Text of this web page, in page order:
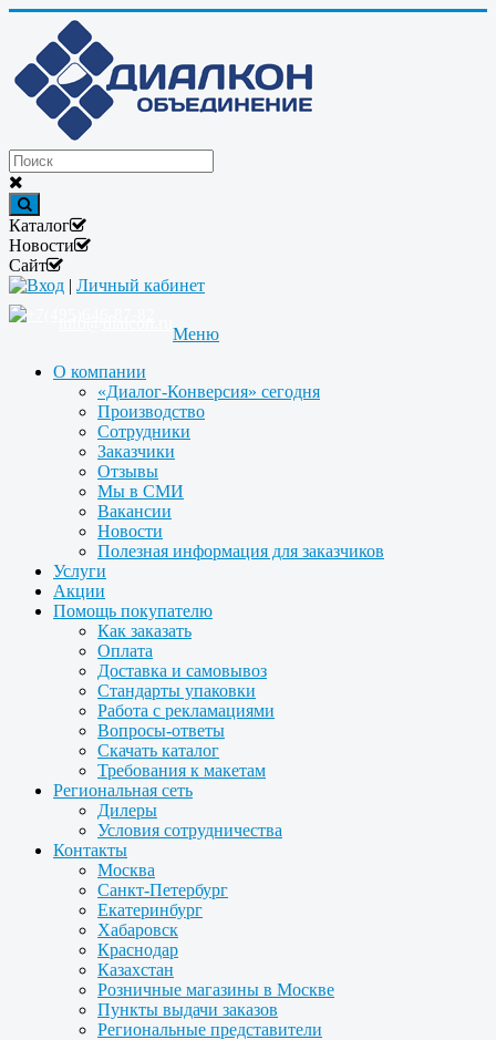
Каталог
Новости
Сайт
Вход | Личный кабинет
Меню
О компании
«Диалог-Конверсия» сегодня
Производство
Сотрудники
Заказчики
Отзывы
Мы в СМИ
Вакансии
Новости
Полезная информация для заказчиков
Услуги
Акции
Помощь покупателю
Как заказать
Оплата
Доставка и самовывоз
Стандарты упаковки
Работа с рекламациями
Вопросы-ответы
Скачать каталог
Требования к макетам
Региональная сеть
Дилеры
Условия сотрудничества
Контакты
Москва
Санкт-Петербург
Екатеринбург
Хабаровск
Краснодар
Казахстан
Розничные магазины в Москве
Пункты выдачи заказов
Региональные представители